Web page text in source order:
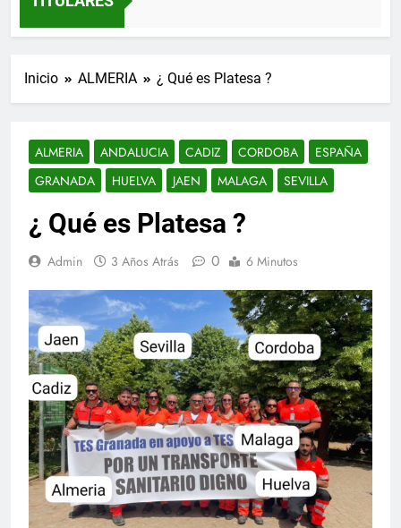
Inicio ALMERIA ¿ Qué es Platesa ?
ALMERIA ANDALUCIA CADIZ CORDOBA
ESPAÑA
GRANADA
HUELVA JAEN MALAGA SEVILLA
¿ Qué es Platesa ?
Admin 3 Años Atrás 0 6 Minutos